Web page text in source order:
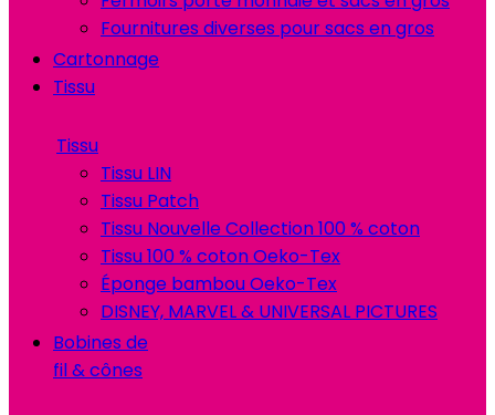
Fournitures diverses pour sacs en gros
Cartonnage
Tissu
Tissu
Tissu LIN
Tissu Patch
Tissu Nouvelle Collection 100 % coton
Tissu 100 % coton Oeko-Tex
Éponge bambou Oeko-Tex
DISNEY, MARVEL & UNIVERSAL PICTURES
Bobines de
fil & cônes